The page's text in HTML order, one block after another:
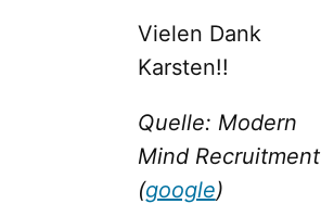
Vielen Dank
Karsten!!
Quelle: Modern
Mind Recruitment
(google)